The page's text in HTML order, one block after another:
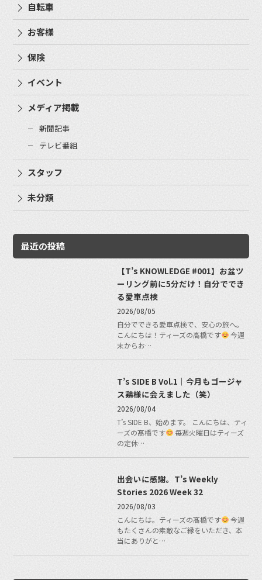
自転車
お客様
保険
イベント
メディア掲載
新聞記事
テレビ番組
スタッフ
未分類
最近の投稿
【T’s KNOWLEDGE #001】お盆ツ
ーリング前に5分だけ！自分ででき
る愛車点検
2026/08/05
自分でできる愛車点検で、安心の旅へ。
こんにちは！ティーズの高橋です
今週
末からお…
T’s SIDE B Vol.1｜今月もゴージャ
ス鶏様に会えました（笑）
2026/08/04
T’s SIDE B、始めます。 こんにちは、ティ
ーズの髙橋です
毎週火曜日はティーズ
の定休…
出会いに感謝。T’s Weekly
Stories 2026 Week 32
2026/08/03
こんにちは。ティーズの髙橋です
今週
もたくさんの素敵なご縁をいただき、本
当にありがと…